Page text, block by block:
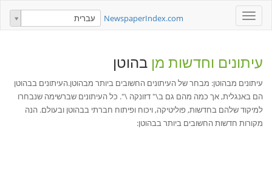
Toggle
navigation
NewspaperIndex.com עברית
עיתונים וחדשות מן בהוטן
עיתונים מבהוטן: מבחר של העיתונים החשובים ביותר מבהוטן.העיתונים בבהוטן
הם באנגלית, אך כמה מהם גם ב\" דזונקה \". כל העיתונים שברשימה שנבחרו
למיקוד שלהם בחדשות, פוליטיקה, ויכוח ופיתוח חברתי בבהוטן ובעולם. הנה
מקורות חדשות החשובים ביותר בבהוטן: